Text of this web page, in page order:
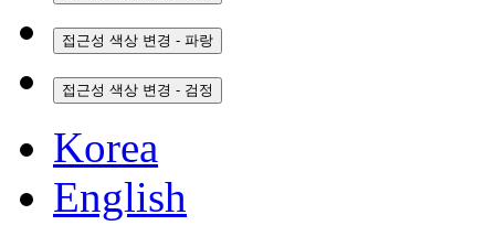
접근성 색상 변경 - 파랑
접근성 색상 변경 - 검정
Korea
English